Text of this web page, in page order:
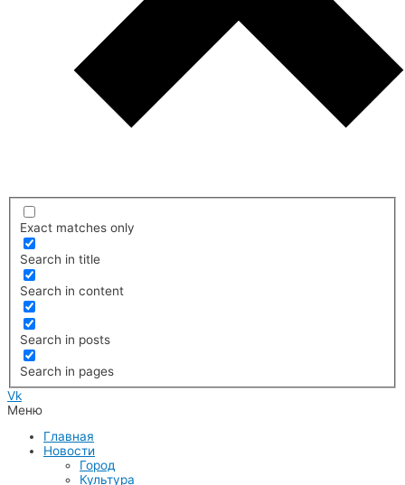
Exact matches only
Search in title
Search in content
Search in posts
Search in pages
Vk
Меню
Главная
Новости
Город
Культура